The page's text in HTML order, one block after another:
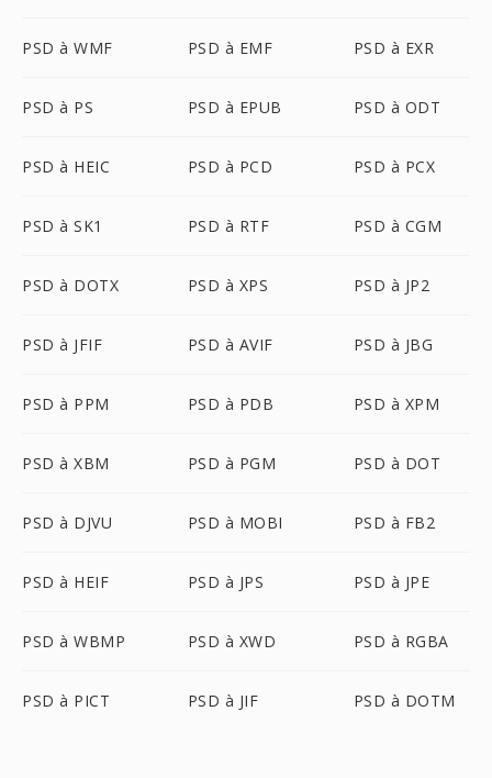
PSD à WMF PSD à EMF PSD à EXR
PSD à PS PSD à EPUB PSD à ODT
PSD à HEIC PSD à PCD PSD à PCX
PSD à SK1 PSD à RTF PSD à CGM
PSD à DOTX PSD à XPS PSD à JP2
PSD à JFIF PSD à AVIF PSD à JBG
PSD à PPM PSD à PDB PSD à XPM
PSD à XBM PSD à PGM PSD à DOT
PSD à DJVU PSD à MOBI PSD à FB2
PSD à HEIF PSD à JPS PSD à JPE
PSD à WBMP PSD à XWD PSD à RGBA
PSD à PICT PSD à JIF PSD à DOTM